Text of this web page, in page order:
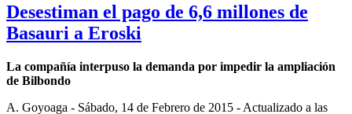
Desestiman el pago de 6,6 millones de
Basauri a Eroski
La compañía interpuso la demanda por impedir la ampliación
de Bilbondo
A. Goyoaga - Sábado, 14 de Febrero de 2015 - Actualizado a las